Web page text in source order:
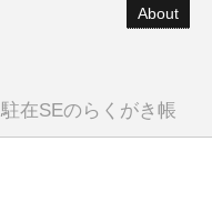
About
在SEのらくがき帳